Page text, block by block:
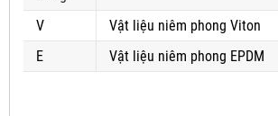
V
Vật liệu niêm phong Viton
E
Vật liệu niêm phong EPDM